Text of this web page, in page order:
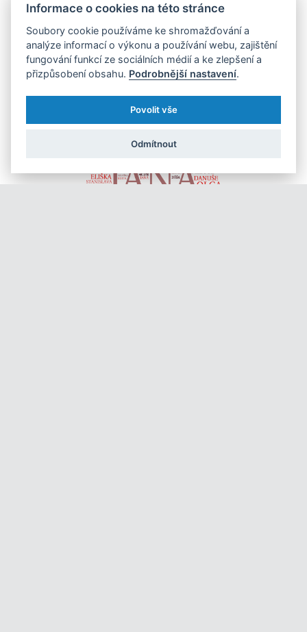
Informace o cookies na této stránce
Soubory cookie používáme ke shromažďování a
analýze informací o výkonu a používání webu, zajištění
fungování funkcí ze sociálních médií a ke zlepšení a
přizpůsobení obsahu. Podrobnější nastavení.
Povolit vše
Odmítnout